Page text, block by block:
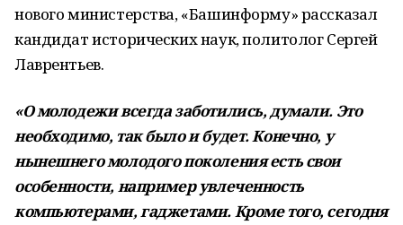
нового министерства, «Башинформу» рассказал
кандидат исторических наук, политолог Сергей
Лаврентьев.
«О молодежи всегда заботились, думали. Это
необходимо, так было и будет. Конечно, у
нынешнего молодого поколения есть свои
особенности, например увлеченность
компьютерами, гаджетами. Кроме того, сегодня